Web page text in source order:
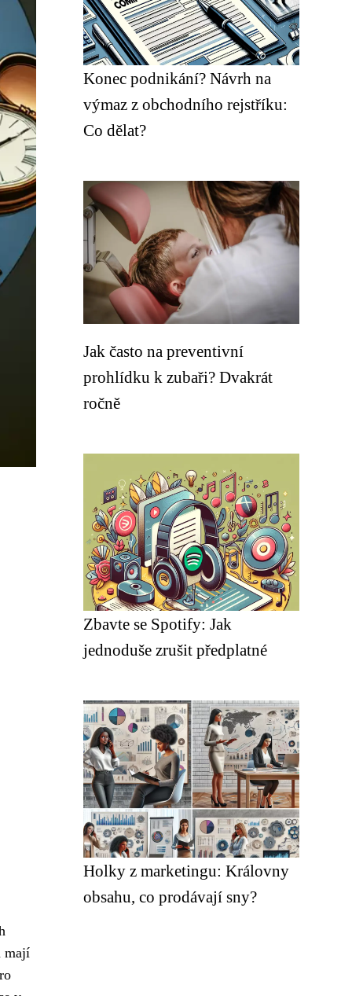
mají
Konec podnikání? Návrh na
výmaz z obchodního rejstříku:
Co dělat?
Jak často na preventivní
prohlídku k zubaři? Dvakrát
ročně
Zbavte se Spotify: Jak
jednoduše zrušit předplatné
Holky z marketingu: Královny
obsahu, co prodávají sny?